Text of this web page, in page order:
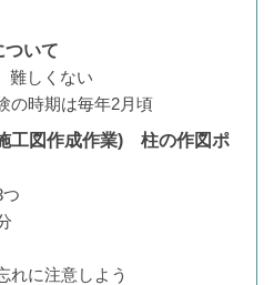
ついて
難しくない
の時期は毎年2月頃
工図作成作業) 柱の作図ポ
れに注意しよう